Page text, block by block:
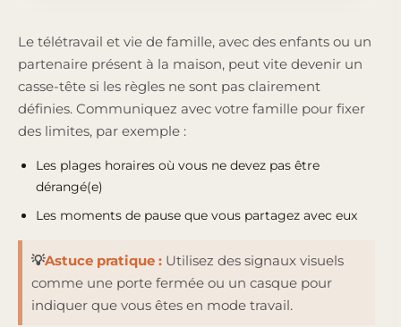
Le télétravail et vie de famille, avec des enfants ou un
partenaire présent à la maison, peut vite devenir un
casse-tête si les règles ne sont pas clairement
définies. Communiquez avec votre famille pour fixer
des limites, par exemple :
Les plages horaires où vous ne devez pas être
dérangé(e)
Les moments de pause que vous partagez avec eux
💡Astuce pratique : Utilisez des signaux visuels
comme une porte fermée ou un casque pour
indiquer que vous êtes en mode travail.